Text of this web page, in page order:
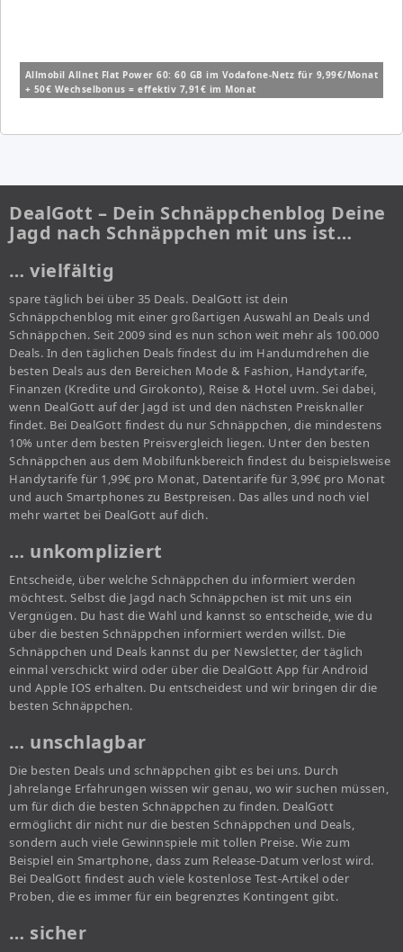
Allmobil Allnet Flat Power 60: 60 GB im Vodafone-Netz für 9,99€/Monat
+ 50€ Wechselbonus = effektiv 7,91€ im Monat
DealGott – Dein Schnäppchenblog Deine
Jagd nach Schnäppchen mit uns ist…
… vielfältig
spare täglich bei über 35 Deals. DealGott ist dein
Schnäppchenblog mit einer großartigen Auswahl an Deals und
Schnäppchen. Seit 2009 sind es nun schon weit mehr als 100.000
Deals. In den täglichen Deals findest du im Handumdrehen die
besten Deals aus den Bereichen Mode & Fashion, Handytarife,
Finanzen (Kredite und Girokonto), Reise & Hotel uvm. Sei dabei,
wenn DealGott auf der Jagd ist und den nächsten Preisknaller
findet. Bei DealGott findest du nur Schnäppchen, die mindestens
10% unter dem besten Preisvergleich liegen. Unter den besten
Schnäppchen aus dem Mobilfunkbereich findest du beispielsweise
Handytarife für 1,99€ pro Monat, Datentarife für 3,99€ pro Monat
und auch Smartphones zu Bestpreisen. Das alles und noch viel
mehr wartet bei DealGott auf dich.
… unkompliziert
Entscheide, über welche Schnäppchen du informiert werden
möchtest. Selbst die Jagd nach Schnäppchen ist mit uns ein
Vergnügen. Du hast die Wahl und kannst so entscheide, wie du
über die besten Schnäppchen informiert werden willst. Die
Schnäppchen und Deals kannst du per Newsletter, der täglich
einmal verschickt wird oder über die DealGott App für Android
und Apple IOS erhalten. Du entscheidest und wir bringen dir die
besten Schnäppchen.
… unschlagbar
Die besten Deals und schnäppchen gibt es bei uns. Durch
Jahrelange Erfahrungen wissen wir genau, wo wir suchen müssen,
um für dich die besten Schnäppchen zu finden. DealGott
ermöglicht dir nicht nur die besten Schnäppchen und Deals,
sondern auch viele Gewinnspiele mit tollen Preise. Wie zum
Beispiel ein Smartphone, dass zum Release-Datum verlost wird.
Bei DealGott findest auch viele kostenlose Test-Artikel oder
Proben, die es immer für ein begrenztes Kontingent gibt.
… sicher